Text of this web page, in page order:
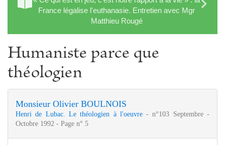
France légalise l'euthanasie. Entretien avec Mgr
Matthieu Rougé
Humaniste parce que
théologien
Monsieur Olivier BOULNOIS
Henri de Lubac. Le théologien à l'oeuvre- n°103 Septembre -
Octobre 1992 - Page n° 5